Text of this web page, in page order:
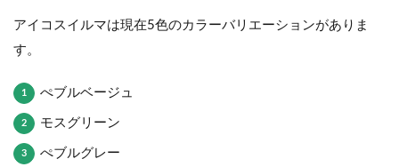
アイコスイルマは現在5色のカラーバリエーションがありま
す。
ぺブルベージュ
モスグリーン
ぺブルグレー